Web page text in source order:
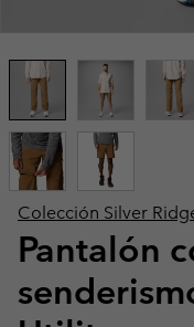
Colección Silver
Pantalón